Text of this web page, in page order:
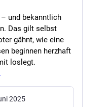
und bekanntlich
Das gilt selbst
gähnt, wie eine
beginnen herzhaft
loslegt.
2025